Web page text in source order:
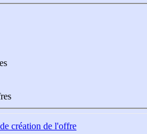
création de l'offre